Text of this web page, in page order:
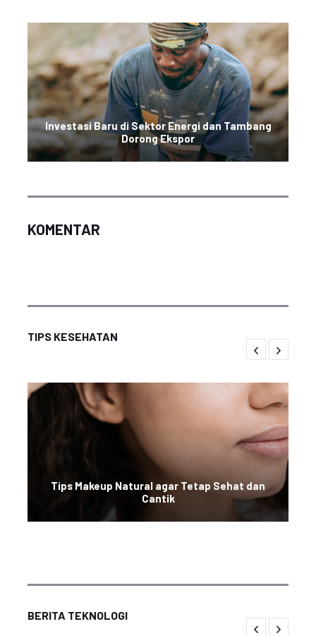
Investasi Baru di Sektor Energi dan Tambang
Dorong Ekspor
KOMENTAR
TIPS KESEHATAN
Tips Makeup Natural agar Tetap Sehat dan
Cantik
BERITA TEKNOLOGI